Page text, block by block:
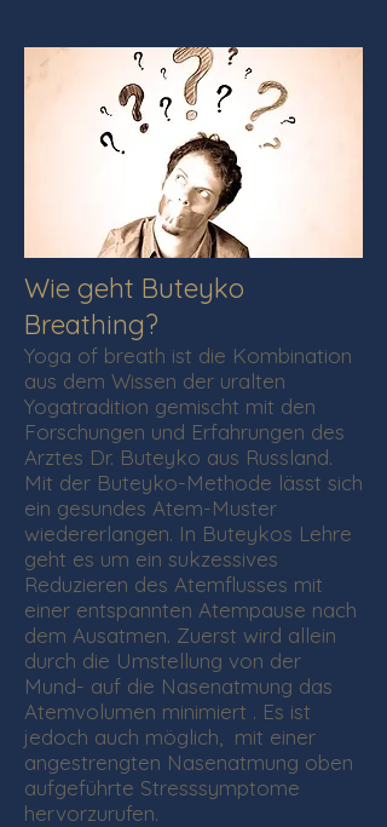
Wie geht Buteyko
Breathing?
Yoga of breath ist die Kombination
aus dem Wissen der uralten
Yogatradition gemischt mit den
Forschungen und Erfahrungen des
Arztes Dr. Buteyko aus Russland.
Mit der Buteyko-Methode lässt sich
ein gesundes Atem-Muster
wiedererlangen. In Buteykos Lehre
geht es um ein sukzessives
Reduzieren des Atemflusses mit
einer entspannten Atempause nach
dem Ausatmen. Zuerst wird allein
durch die Umstellung von der
Mund- auf die Nasenatmung das
Atemvolumen minimiert . Es ist
jedoch auch möglich, mit einer
angestrengten Nasenatmung oben
aufgeführte Stresssymptome
hervorzurufen.